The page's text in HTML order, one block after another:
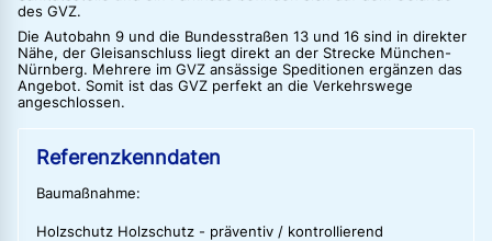
des GVZ.
Die Autobahn 9 und die Bundesstraßen 13 und 16 sind in direkter
Nähe, der Gleisanschluss liegt direkt an der Strecke München-
Nürnberg. Mehrere im GVZ ansässige Speditionen ergänzen das
Angebot. Somit ist das GVZ perfekt an die Verkehrswege
angeschlossen.
Referenzkenndaten
Baumaßnahme:
Holzschutz Holzschutz - präventiv / kontrollierend